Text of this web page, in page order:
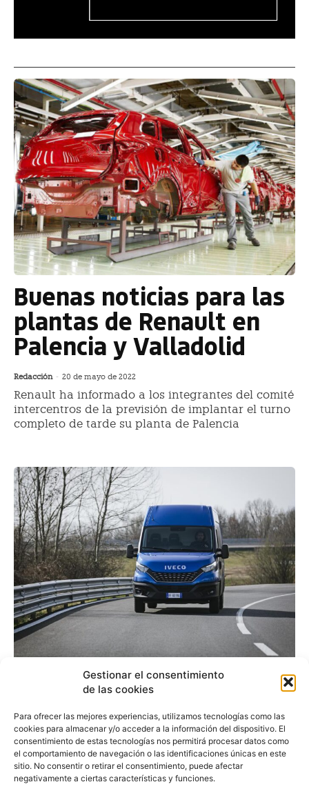
Gestionar el consentimiento
de las cookies
Para ofrecer las mejores experiencias, utilizamos tecnologías como las
cookies para almacenar y/o acceder a la información del dispositivo. El
consentimiento de estas tecnologías nos permitirá procesar datos como
el comportamiento de navegación o las identificaciones únicas en este
sitio. No consentir o retirar el consentimiento, puede afectar
negativamente a ciertas características y funciones.
Buenas noticias para las
plantas de Renault en
Palencia y Valladolid
Redacción - 20 de mayo de 2022
Renault ha informado a los integrantes del comité
intercentros de la previsión de implantar el turno
completo de tarde su planta de Palencia
La planta IVECO de
Valladolid recibe el AME
Excellence Award
Redacción - 19 de diciembre de 2018
La Planta de IVECO en Valladolid ha sido